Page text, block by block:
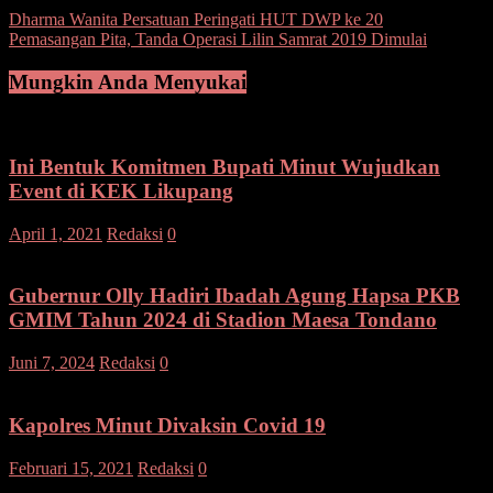
Navigasi
pos
Dharma Wanita Persatuan Peringati HUT DWP ke 20
Pemasangan Pita, Tanda Operasi Lilin Samrat 2019 Dimulai
Mungkin Anda Menyukai
Ini Bentuk Komitmen Bupati Minut Wujudkan
Event di KEK Likupang
April 1, 2021 Redaksi 0
Gubernur Olly Hadiri Ibadah Agung Hapsa PKB
GMIM Tahun 2024 di Stadion Maesa Tondano
Juni 7, 2024 Redaksi 0
Kapolres Minut Divaksin Covid 19
Februari 15, 2021 Redaksi 0